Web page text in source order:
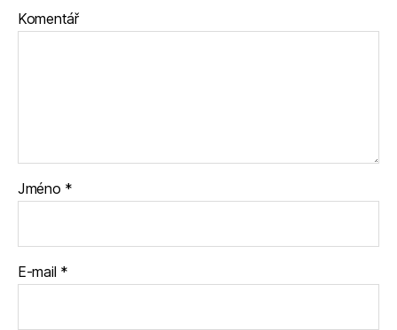
Komentář
Jméno *
E-mail *